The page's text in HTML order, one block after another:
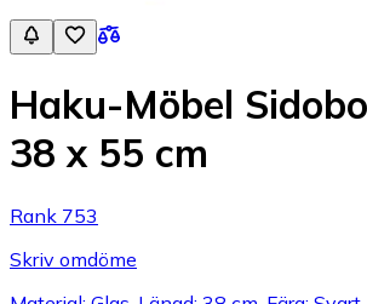
Haku-Möbel
38 x 55 cm
Rank 753
Skriv omdöme